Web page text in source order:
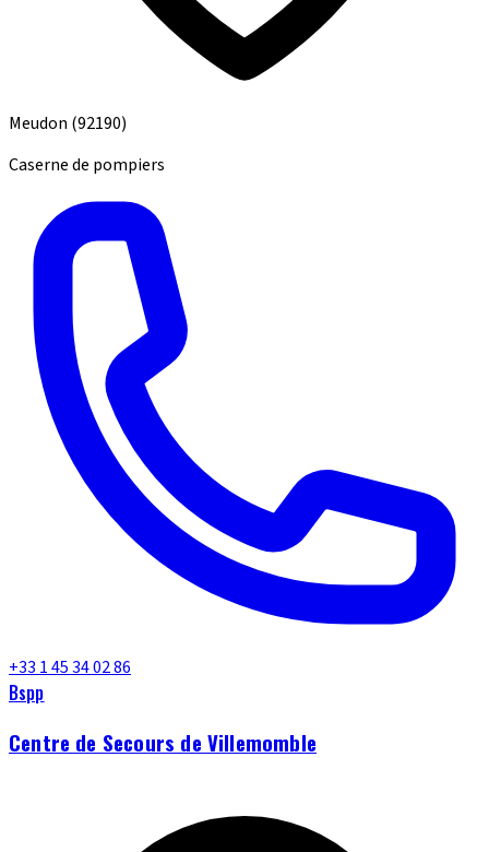
Meudon (92190)
Caserne de pompiers
+33 1 45 34 02 86
Bspp
Centre de Secours de Villemomble